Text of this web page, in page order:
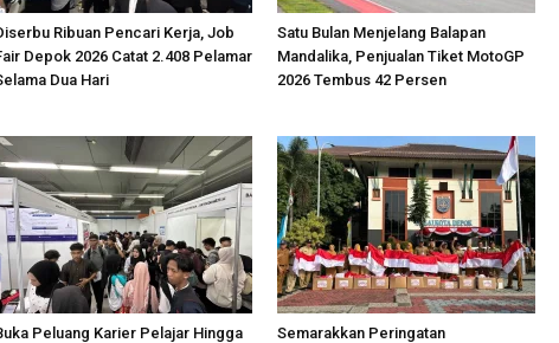
Ribuan Pencari Kerja, Job
Depok 2026 Catat 2.408 Pelamar
Dua Hari
Satu Bulan Menjelang Balapan
Mandalika, Penjualan Tiket MotoGP
2026 Tembus 42 Persen
Peluang Karier Pelajar Hingga
Semarakkan Peringatan